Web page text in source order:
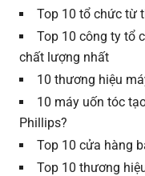
Top 10 tổ chức từ
Top 10 công ty tổ
chất lượng nhất
10 thương hiệu
10 máy uốn tóc
Phillips?
Top 10 cửa hàng
Top 10 thương